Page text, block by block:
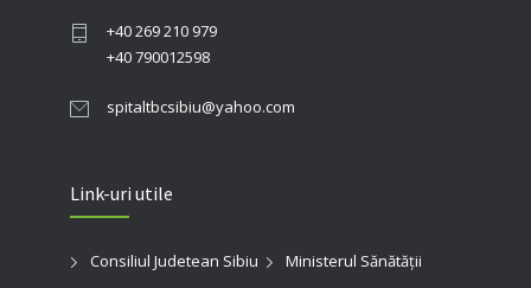
+40 269 210 979
+40 790012598
spitaltbcsibiu@yahoo.com
Link-uri utile
Consiliul Judetean Sibiu
Ministerul Sănătății